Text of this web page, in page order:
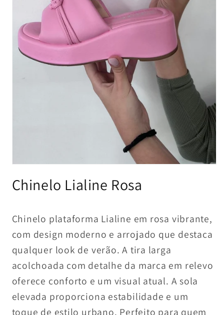
1
in
Chinelo Lialine Rosa
Chinelo plataforma Lialine em rosa vibrante,
com design moderno e arrojado que destaca
qualquer look de verão. A tira larga
acolchoada com detalhe da marca em relevo
oferece conforto e um visual atual. A sola
elevada proporciona estabilidade e um
toque de estilo urbano. Perfeito para quem